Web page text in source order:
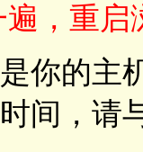
，重
你的主
间，请